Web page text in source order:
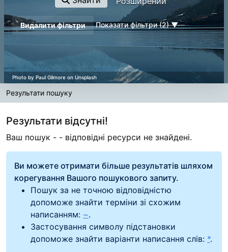
page_reload_on_deselect_hint
Видалити фільтри Показати фільтри (2)
Результати пошуку
Результати відсутні!
Ваш пошук - - відповідні ресурси не знайдені.
Ви можете отримати більше результатів шляхом
корегування Вашого пошукового запиту.
Пошук за не точною відповідністю
допоможе знайти терміни зі схожим
написанням: ~.
Застосування символу підстановки
допоможе знайти варіанти написання слів: *.